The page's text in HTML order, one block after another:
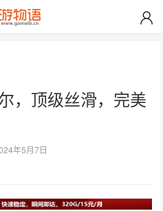
，顶级丝滑，完美
年5月7日